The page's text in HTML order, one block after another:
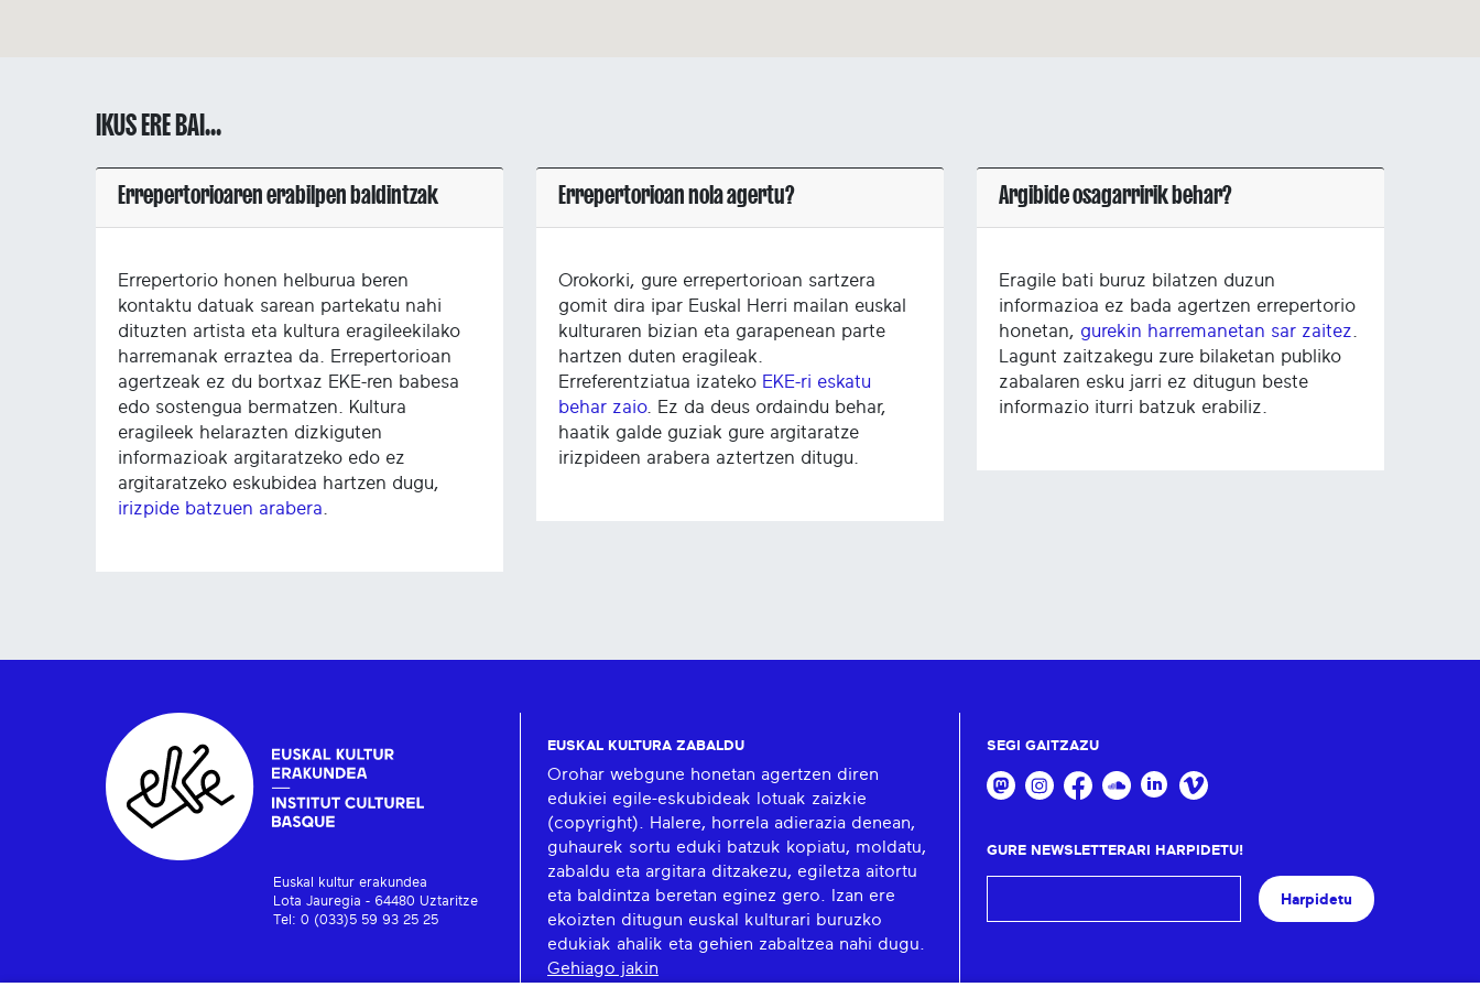
IKUS ERE BAI...
Errepertorioaren erabilpen baldintzak
Errepertorio honen helburua beren
kontaktu datuak sarean partekatu nahi
dituzten artista eta kultura eragileekilako
harremanak erraztea da. Errepertorioan
agertzeak ez du bortxaz EKE-ren babesa
edo sostengua bermatzen. Kultura
eragileek helarazten dizkiguten
informazioak argitaratzeko edo ez
argitaratzeko eskubidea hartzen dugu,
irizpide batzuen arabera
Errepertorioan nola agertu?
Orokorki, gure errepertorioan sartzera
gomit dira ipar Euskal Herri mailan euskal
kulturaren bizian eta garapenean parte
hartzen duten eragileak.
Erreferentziatua izateko EKE-ri eskatu
behar zaio. Ez da deus ordaindu behar,
haatik galde guziak gure argitaratze
irizpideen arabera aztertzen ditugu.
Argibide osagarririk behar?
Eragile bati buruz bilatzen duzun
informazioa ez bada agertzen errepertorio
honetan, gurekin harremanetan sar zaitez
Lagunt zaitzakegu zure bilaketan publiko
zabalaren esku jarri ez ditugun beste
informazio iturri batzuk erabiliz.
Euskal kultur erakundea
Lota Jauregia - 64480 Uztaritze
Tel: 0 (033)5 59 93 25 25
EUSKAL KULTURA ZABALDU
Orohar webgune honetan agertzen diren
edukiei egile-eskubideak lotuak zaizkie
(copyright). Halere, horrela adierazia denean,
guhaurek sortu eduki batzuk kopiatu, moldatu,
zabaldu eta argitara ditzakezu, egiletza aitortu
eta baldintza beretan eginez gero. Izan ere
ekoizten ditugun euskal kulturari buruzko
edukiak ahalik eta gehien zabaltzea nahi dugu.
Gehiago jakin
SEGI GAITZAZU
GURE NEWSLETTERARI HARPIDETU!
Harpidetu